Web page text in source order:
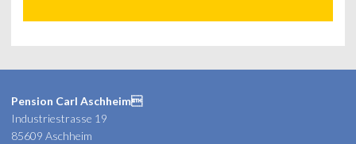
Pension Carl Aschheim
Industriestrasse 19
85609 Aschheim